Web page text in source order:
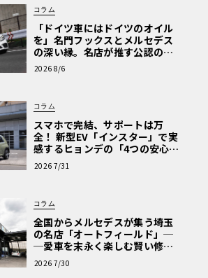
コラム
「ドイツ車にはドイツのオイル
を」名門フックスとメルセデス
の深い縁。名店が推す公認の安
心と、Cクラスで味わうシルキー
な走り〈PR〉
2026 8/6
コラム
スマホで完結、サポートは万
全！ 新型EV「インスター」で実
感するヒョンデの「4つの安心」
【第1回・ヒョンデ6つの疑問：
Why? Hyundai?】〈PR〉
2026 7/31
コラム
全国からメルセデスが集う埼玉
の名店「オートフィールド」─
─愛車を末永く楽しむ賢い修理
術と、プロがフックス製オイル
を選ぶ理由〈PR〉
2026 7/30